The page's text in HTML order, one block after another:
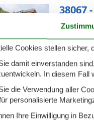
38067
5,0
2-Zimmer-
3
1
Cookies stellen sicher,
damit einverstanden
In diesem Fall
die Verwendung aller
personalisierte
Ihre Einwilligung in